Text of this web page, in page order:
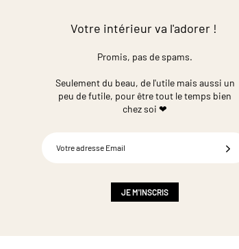
Votre intérieur va l'adorer !
Promis, pas de spams.
Seulement du beau, de l'utile mais aussi un
peu de futile, pour être tout le temps bien
chez soi ❤
JE M'INSCRIS